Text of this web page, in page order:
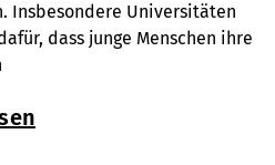
Insbesondere Universitäten
dass junge Menschen ihre